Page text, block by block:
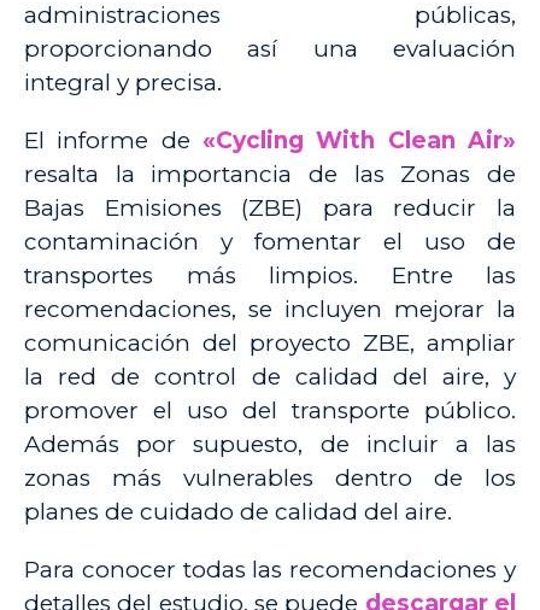
administraciones públicas,
proporcionando así una evaluación
integral y precisa.
El informe de «Cycling With Clean Air»
resalta la importancia de las Zonas de
Bajas Emisiones (ZBE) para reducir la
contaminación y fomentar el uso de
transportes más limpios. Entre las
recomendaciones, se incluyen mejorar la
comunicación del proyecto ZBE, ampliar
la red de control de calidad del aire, y
promover el uso del transporte público.
Además por supuesto, de incluir a las
zonas más vulnerables dentro de los
planes de cuidado de calidad del aire.
Para conocer todas las recomendaciones y
detalles del estudio, se puede descargar el